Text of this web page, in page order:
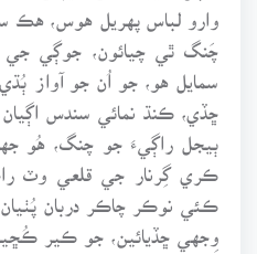
وارو لباس پهريل هوس،
چَنگ ٿي چيائون، جوڳي
سمايل هو، جو اُن جو آواز
ڇڏي، ڪنڌ نمائي سندس اڳيان
ٻيجل راڳيءَ جو چنگ، هُو
ڪري گِرنار جي قلعي وٽ
ڪئي نوڪر چاڪر دربان پُٺيان
وِجهي ڇڏيائين، جو ڪير